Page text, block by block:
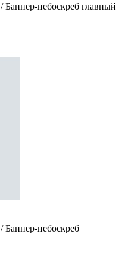
/ Баннер-небоскреб главный
/ Баннер-небоскреб